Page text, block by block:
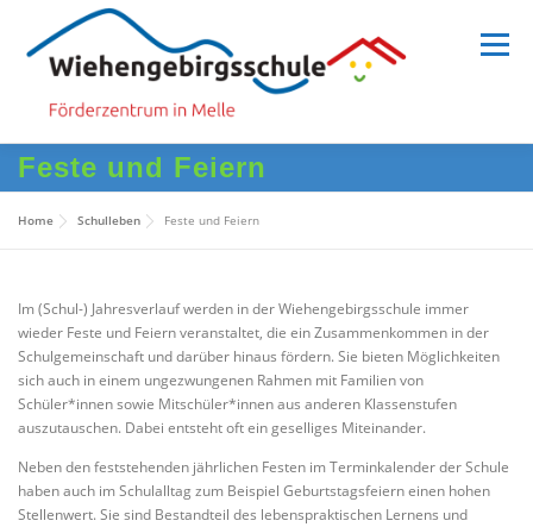
springen
Menü
HOME SCHULE SCHULLEBEN
Feste und Feiern
Home Schulleben Feste und Feiern
Im (Schul-) Jahresverlauf werden in der Wiehengebirgsschule immer
wieder Feste und Feiern veranstaltet, die ein Zusammenkommen in der
Schulgemeinschaft und darüber hinaus fördern. Sie bieten Möglichkeiten
sich auch in einem ungezwungenen Rahmen mit Familien von
Schüler*innen sowie Mitschüler*innen aus anderen Klassenstufen
auszutauschen. Dabei entsteht oft ein geselliges Miteinander.
Neben den feststehenden jährlichen Festen im Terminkalender der Schule
haben auch im Schulalltag zum Beispiel Geburtstagsfeiern einen hohen
Stellenwert. Sie sind Bestandteil des lebenspraktischen Lernens und